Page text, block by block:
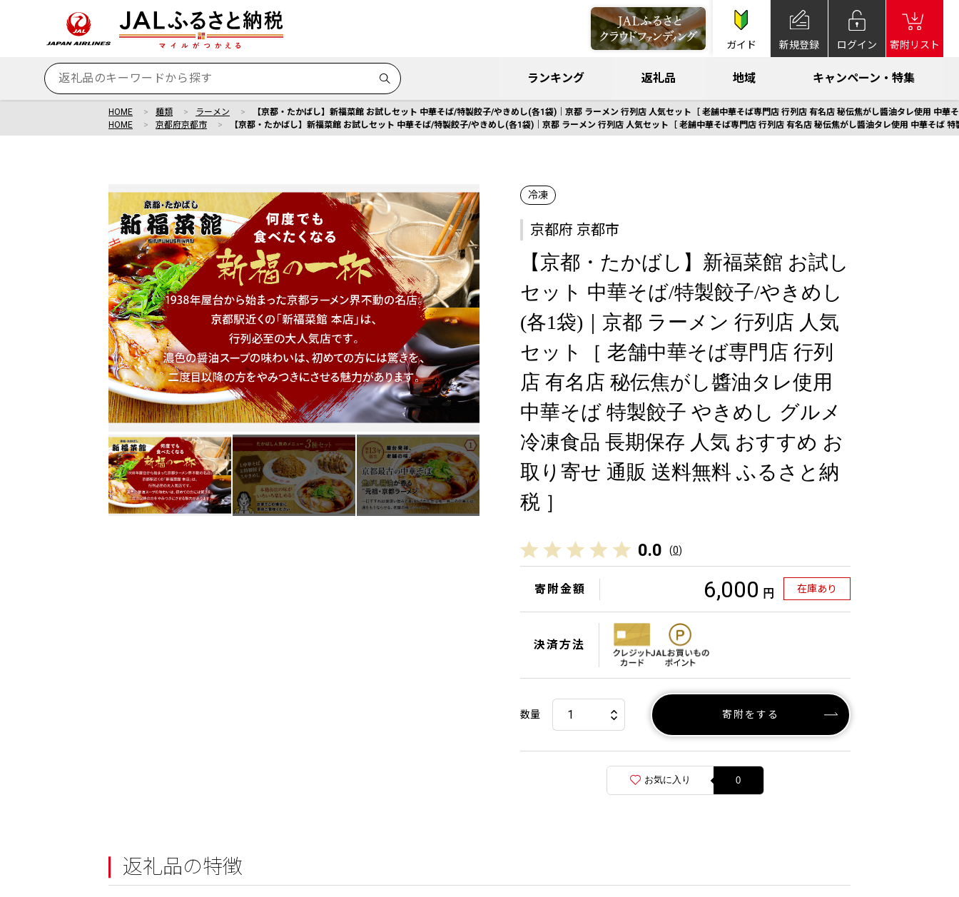
ガイド 新規登録 ログイン 寄附リスト
ランキング 返礼品 地域 キャンペーン・特集
HOME 麺類 ラーメン
【京都・たかばし】新福菜館 お試しセット 中華そば/特製餃子/やきめし(各1袋)｜京都 ラーメン 行列店 人気セット［ 老舗中華そば専門店 行列店 有名店 秘伝焦がし醬油タレ使用 中
HOME
京都府京都市 【京都・たかばし】新福菜館 お試しセット 中華そば/特製餃子/やきめし(各1袋)｜京都 ラーメン 行列店 人気セット［ 老舗中華そば専門店 行列店 有名店 秘伝焦がし醬油タレ使用 中華そば
冷凍
京都府 京都市
【京都・たかばし】新福菜館 お試し
セット 中華そば/特製餃子/やきめし
(各1袋)｜京都 ラーメン 行列店 人気
セット［ 老舗中華そば専門店 行列
店 有名店 秘伝焦がし醬油タレ使用
中華そば 特製餃子 やきめし グルメ
冷凍食品 長期保存 人気 おすすめ お
取り寄せ 通販 送料無料 ふるさと納
税 ］
0.0 (0)
寄附金額 6,000 円 在庫あり
決済方法
数量 寄附をする
お気に入り 0
返礼品の特徴